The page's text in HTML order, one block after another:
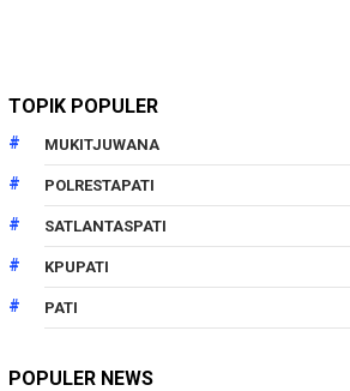
TOPIK POPULER
MUKITJUWANA
POLRESTAPATI
SATLANTASPATI
KPUPATI
PATI
POPULER NEWS